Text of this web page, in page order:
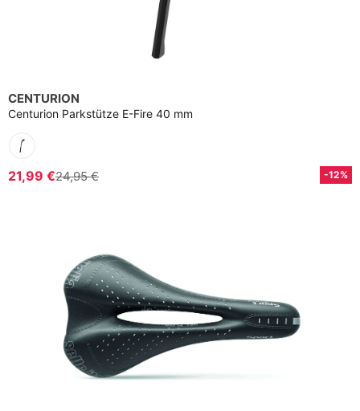
CENTURION
Centurion Parkstütze E-Fire 40 mm
21,99 €24,95 € -12%